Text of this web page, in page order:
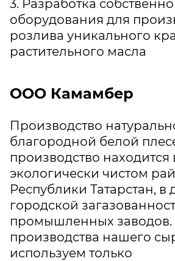
3. Разработка
оборудования для
розлива уникального
растительного масла
ООО Камамбер
Производство
благородной белой
производство находится
экологически чистом
Республики Татарстан, в
городской
промышленных заводов.
производства нашего
используем только